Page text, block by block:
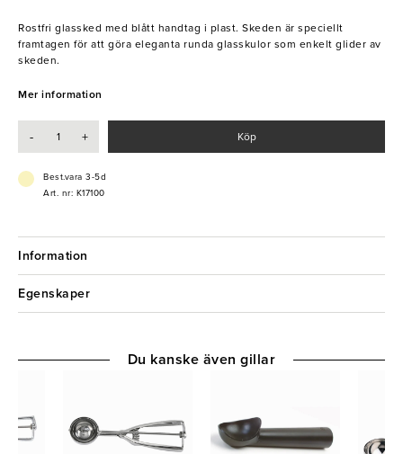
Rostfri glassked med blått handtag i plast. Skeden är speciellt
framtagen för att göra eleganta runda glasskulor som enkelt glider av
skeden.
Mer information
- + Köp
Best.vara 3-5d
Art. nr: K17100
Information
Egenskaper
Du kanske även gillar